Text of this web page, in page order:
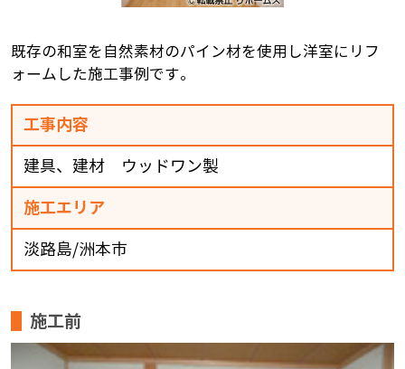
既存の和室を自然素材のパイン材を使用し洋室にリフ
ォームした施工事例です。
工事内容
建具、建材 ウッドワン製
施工エリア
淡路島/洲本市
施工前